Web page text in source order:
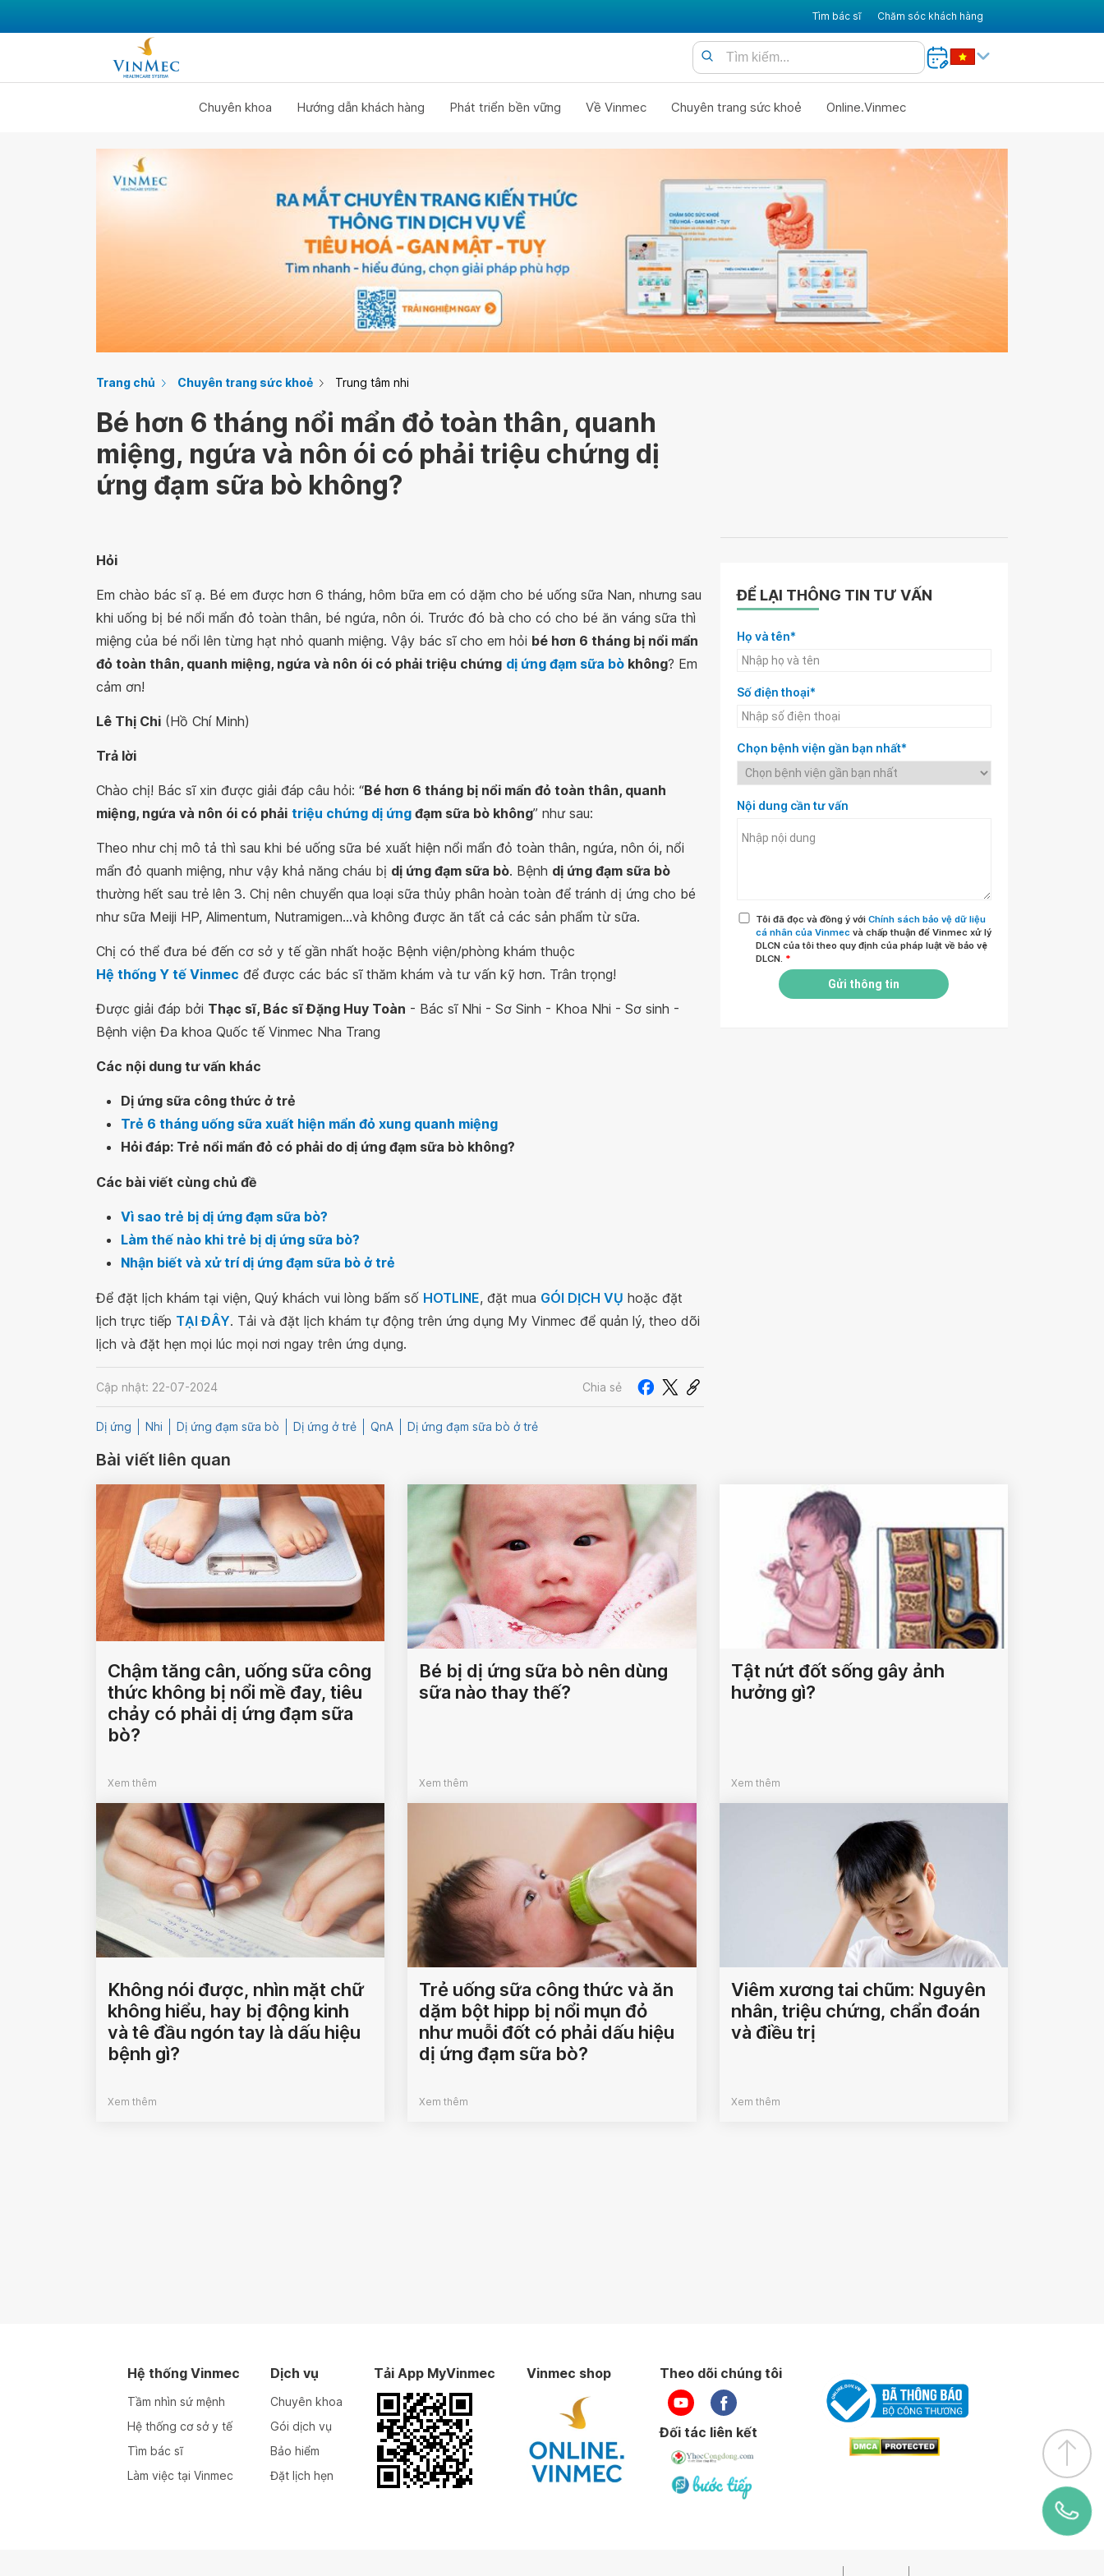
Tìm bác sĩ Chăm sóc khách hàng
Chuyên khoa Hướng dẫn khách hàng Phát triển bền vững Về Vinmec Chuyên trang sức khoẻ Online.Vinmec
Trang chủ Chuyên trang sức khoẻ Trung tâm nhi
Bé hơn 6 tháng nổi mẩn đỏ toàn thân, quanh
miệng, ngứa và nôn ói có phải triệu chứng dị
ứng đạm sữa bò không?
Hỏi
Em chào bác sĩ ạ. Bé em được hơn 6 tháng, hôm bữa em có dặm cho bé uống sữa Nan, nhưng sau
khi uống bị bé nổi mẩn đỏ toàn thân, bé ngứa, nôn ói. Trước đó bà cho có cho bé ăn váng sữa thì
miệng của bé nổi lên từng hạt nhỏ quanh miệng. Vậy bác sĩ cho em hỏi bé hơn 6 tháng bị nổi mẩn
đỏ toàn thân, quanh miệng, ngứa và nôn ói có phải triệu chứng dị ứng đạm sữa bò không? Em
cảm ơn!
Lê Thị Chi (Hồ Chí Minh)
Trả lời
Chào chị! Bác sĩ xin được giải đáp câu hỏi: “Bé hơn 6 tháng bị nổi mẩn đỏ toàn thân, quanh
miệng, ngứa và nôn ói có phải triệu chứng dị ứng đạm sữa bò không” như sau:
Theo như chị mô tả thì sau khi bé uống sữa bé xuất hiện nổi mẩn đỏ toàn thân, ngứa, nôn ói, nổi
mẩn đỏ quanh miệng, như vậy khả năng cháu bị dị ứng đạm sữa bò. Bệnh dị ứng đạm sữa bò
thường hết sau trẻ lên 3. Chị nên chuyển qua loại sữa thủy phân hoàn toàn để tránh dị ứng cho bé
như sữa Meiji HP, Alimentum, Nutramigen...và không được ăn tất cả các sản phẩm từ sữa.
Chị có thể đưa bé đến cơ sở y tế gần nhất hoặc Bệnh viện/phòng khám thuộc
Hệ thống Y tế Vinmec để được các bác sĩ thăm khám và tư vấn kỹ hơn. Trân trọng!
Được giải đáp bởi Thạc sĩ, Bác sĩ Đặng Huy Toàn - Bác sĩ Nhi - Sơ Sinh - Khoa Nhi - Sơ sinh -
Bệnh viện Đa khoa Quốc tế Vinmec Nha Trang
Các nội dung tư vấn khác
Dị ứng sữa công thức ở trẻ
Trẻ 6 tháng uống sữa xuất hiện mẩn đỏ xung quanh miệng
Hỏi đáp: Trẻ nổi mẩn đỏ có phải do dị ứng đạm sữa bò không?
Các bài viết cùng chủ đề
Vì sao trẻ bị dị ứng đạm sữa bò?
Làm thế nào khi trẻ bị dị ứng sữa bò?
Nhận biết và xử trí dị ứng đạm sữa bò ở trẻ
Để đặt lịch khám tại viện, Quý khách vui lòng bấm số HOTLINE, đặt mua GÓI DỊCH VỤ hoặc đặt
lịch trực tiếp TẠI ĐÂY. Tải và đặt lịch khám tự động trên ứng dụng My Vinmec để quản lý, theo dõi
lịch và đặt hẹn mọi lúc mọi nơi ngay trên ứng dụng.
Cập nhật: 22-07-2024 Chia sẻ
Dị ứng Nhi Dị ứng đạm sữa bò Dị ứng ở trẻ QnA Dị ứng đạm sữa bò ở trẻ
ĐỂ LẠI THÔNG TIN TƯ VẤN
Họ và tên*
Số điện thoại*
Chọn bệnh viện gần bạn nhất*
Nội dung cần tư vấn
Tôi đã đọc và đồng ý với Chính sách bảo vệ dữ liệu
cá nhân của Vinmec và chấp thuận để Vinmec xử lý
DLCN của tôi theo quy định của pháp luật về bảo vệ
DLCN. *
Gửi thông tin
Bài viết liên quan
Chậm tăng cân, uống sữa công
thức không bị nổi mề đay, tiêu
chảy có phải dị ứng đạm sữa
bò?
Xem thêm
Bé bị dị ứng sữa bò nên dùng
sữa nào thay thế?
Xem thêm
Tật nứt đốt sống gây ảnh
hưởng gì?
Xem thêm
Không nói được, nhìn mặt chữ
không hiểu, hay bị động kinh
và tê đầu ngón tay là dấu hiệu
bệnh gì?
Xem thêm
Trẻ uống sữa công thức và ăn
dặm bột hipp bị nổi mụn đỏ
như muỗi đốt có phải dấu hiệu
dị ứng đạm sữa bò?
Xem thêm
Viêm xương tai chũm: Nguyên
nhân, triệu chứng, chẩn đoán
và điều trị
Xem thêm
Hệ thống Vinmec
Tầm nhìn sứ mệnh
Hệ thống cơ sở y tế
Tìm bác sĩ
Làm việc tại Vinmec
Dịch vụ
Chuyên khoa
Gói dịch vụ
Bảo hiểm
Đặt lịch hẹn
Tải App MyVinmec Vinmec shop Theo dõi chúng tôi
Đối tác liên kết